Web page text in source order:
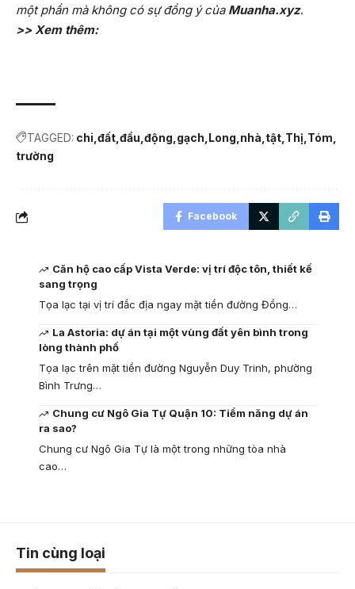
một phần mà không có sự đồng ý của Muanha.xyz.
>> Xem thêm:
TAGGED: chi đất đầu động gạch Long nhà tật Thị Tóm
trường
Facebook
Căn hộ cao cấp Vista Verde: vị trí độc tôn, thiết kế
sang trọng
Tọa lạc tại vị trí đắc địa ngay mặt tiền đường Đồng…
La Astoria: dự án tại một vùng đất yên bình trong
lòng thành phố
Tọa lạc trên mặt tiền đường Nguyễn Duy Trinh, phường
Bình Trưng…
Chung cư Ngô Gia Tự Quận 10: Tiềm năng dự án
ra sao?
Chung cư Ngô Gia Tự là một trong những tòa nhà
cao…
Tin cùng loại